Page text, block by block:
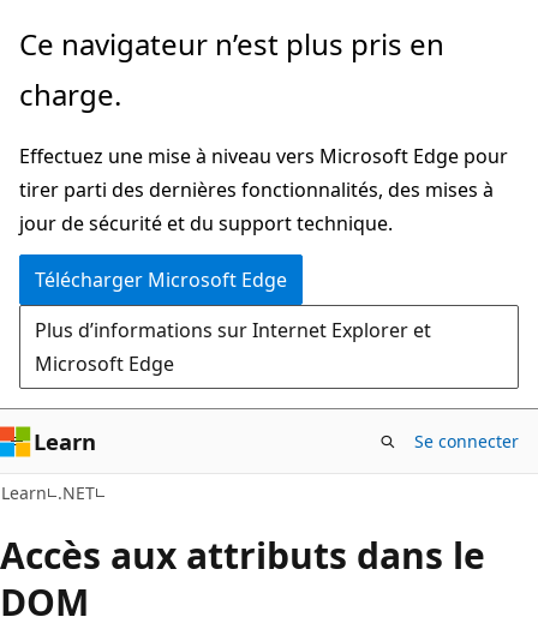
Passer
directement
au
principal
Ce navigateur n’est plus pris en
charge.
Effectuez une mise à niveau vers Microsoft Edge pour
tirer parti des dernières fonctionnalités, des mises à
jour de sécurité et du support technique.
Télécharger Microsoft Edge
Plus d’informations sur Internet Explorer et
Microsoft Edge
Learn Se connecter
Learn .NET
Accès aux attributs dans le
DOM